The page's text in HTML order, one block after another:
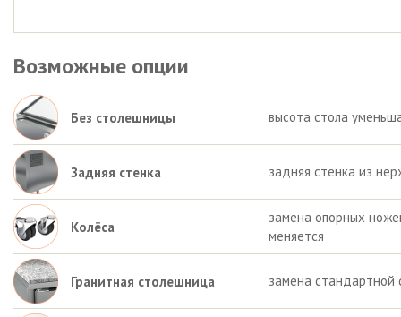
Возможные опции
Без столешницы высота стола
Задняя стенка задняя стенка из
Колёса
замена опорных
меняется
Гранитная столешница замена стандартной